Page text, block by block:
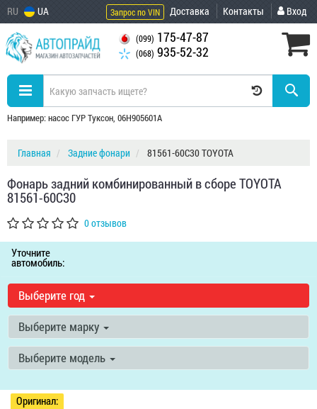
RU UA Запрос по VIN Доставка Контакты Вход
(099) 175-47-87
(068) 935-52-32
Например: насос ГУР Туксон, 06H905601A
Главная Задние фонари 81561-60C30 TOYOTA
Фонарь задний комбинированный в сборе TOYOTA
81561-60C30
0 отзывов
Уточните
автомобиль:
Выберите год
Выберите марку
Выберите модель
Оригинал: